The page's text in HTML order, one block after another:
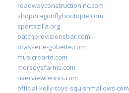
roadwayconstructioninc.com
shopdragonflyboutique.com
sportszilla.org
batchprovisionsbar.com
brasserie-gobette.com
musicrearte.com
morseysfarms.com
riverviewtennis.com
official-kelly-toys-squishmallows.com